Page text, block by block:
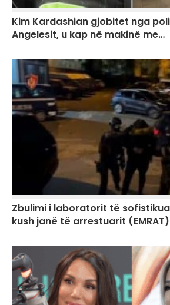
Kim Kardashian gjobitet nga
Angelesit, u kap në makinë me…
Zbulimi i laboratorit të
kush janë të arrestuarit (EMRAT)